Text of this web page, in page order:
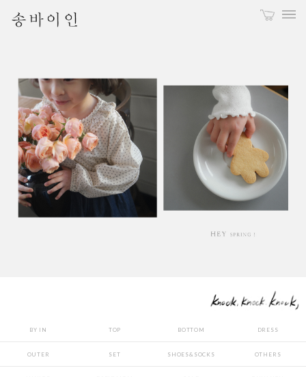
BY IN TOP BOTTOM DRESS
OUTER SET SHOES&SOCKS OTHERS